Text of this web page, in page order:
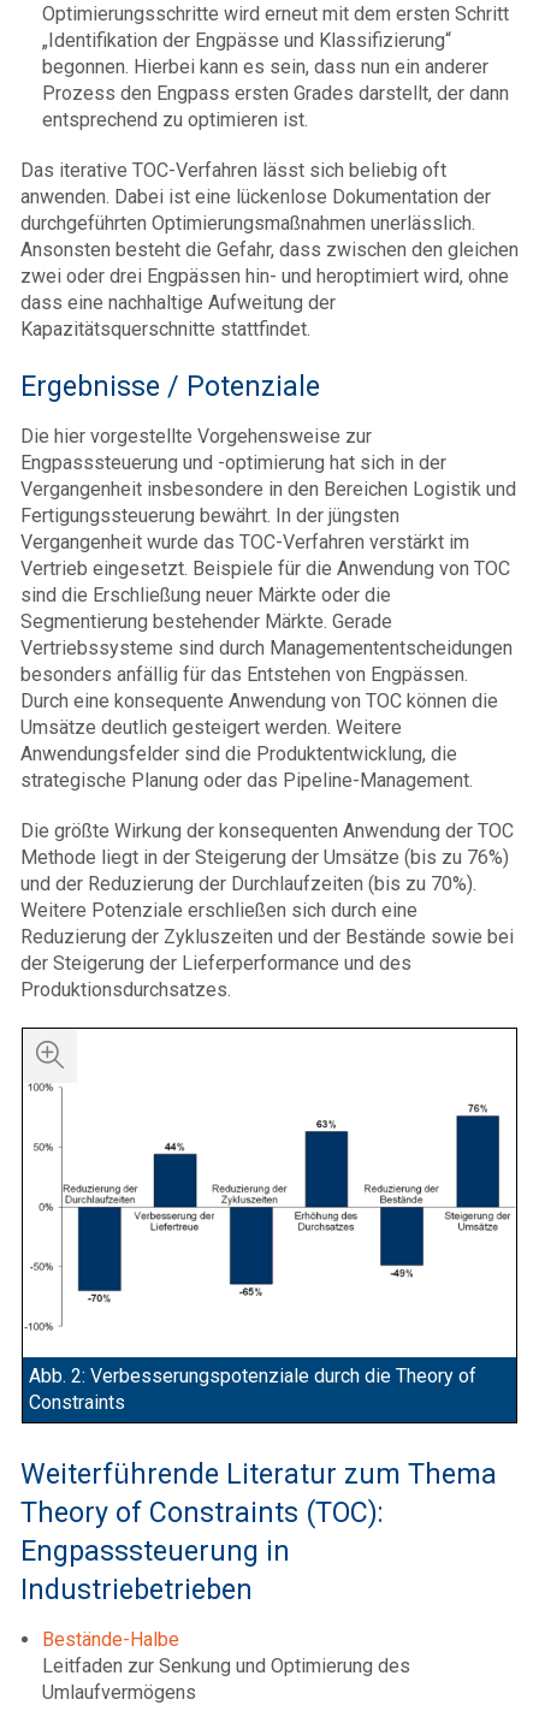
Optimierungsschritte wird erneut mit dem ersten Schritt
„Identifikation der Engpässe und Klassifizierung“
begonnen. Hierbei kann es sein, dass nun ein anderer
Prozess den Engpass ersten Grades darstellt, der dann
entsprechend zu optimieren ist.
Das iterative TOC-Verfahren lässt sich beliebig oft
anwenden. Dabei ist eine lückenlose Dokumentation der
durchgeführten Optimierungsmaßnahmen unerlässlich.
Ansonsten besteht die Gefahr, dass zwischen den gleichen
zwei oder drei Engpässen hin- und heroptimiert wird, ohne
dass eine nachhaltige Aufweitung der
Kapazitätsquerschnitte stattfindet.
Ergebnisse / Potenziale
Die hier vorgestellte Vorgehensweise zur
Engpasssteuerung und -optimierung hat sich in der
Vergangenheit insbesondere in den Bereichen Logistik und
Fertigungssteuerung bewährt. In der jüngsten
Vergangenheit wurde das TOC-Verfahren verstärkt im
Vertrieb eingesetzt. Beispiele für die Anwendung von TOC
sind die Erschließung neuer Märkte oder die
Segmentierung bestehender Märkte. Gerade
Vertriebssysteme sind durch Managemententscheidungen
besonders anfällig für das Entstehen von Engpässen.
Durch eine konsequente Anwendung von TOC können die
Umsätze deutlich gesteigert werden. Weitere
Anwendungsfelder sind die Produktentwicklung, die
strategische Planung oder das Pipeline-Management.
Die größte Wirkung der konsequenten Anwendung der TOC
Methode liegt in der Steigerung der Umsätze (bis zu 76%)
und der Reduzierung der Durchlaufzeiten (bis zu 70%).
Weitere Potenziale erschließen sich durch eine
Reduzierung der Zykluszeiten und der Bestände sowie bei
der Steigerung der Lieferperformance und des
Produktionsdurchsatzes.
Abb. 2: Verbesserungspotenziale durch die Theory of
Constraints
Weiterführende Literatur zum Thema
Theory of Constraints (TOC):
Engpasssteuerung in
Industriebetrieben
Bestände-Halbe
Leitfaden zur Senkung und Optimierung des
Umlaufvermögens